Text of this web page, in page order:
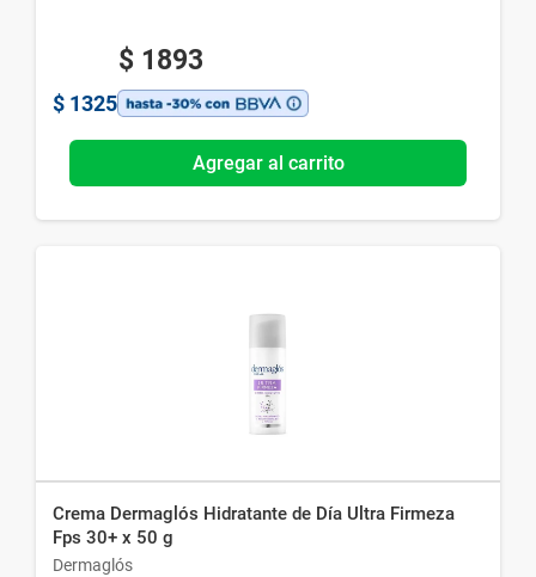
$ 1893
$ 1325
Agregar al carrito
Crema Dermaglós Hidratante de Día Ultra Firmeza
Fps 30+ x 50 g
Dermaglós